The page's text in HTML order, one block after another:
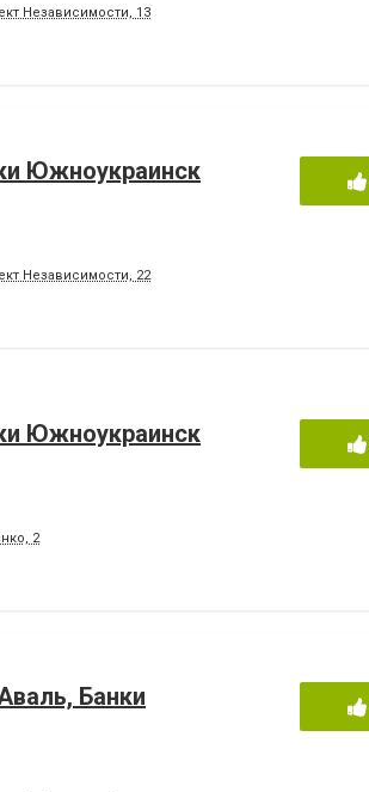
Независимости, 13
Южноукраинск
Независимости, 22
Южноукраинск
2
Банки